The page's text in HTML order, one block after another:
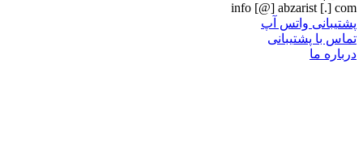
info [@] abzarist [.] com
پشتیبانی واتس آپ
تماس با پشتیبانی
درباره ما